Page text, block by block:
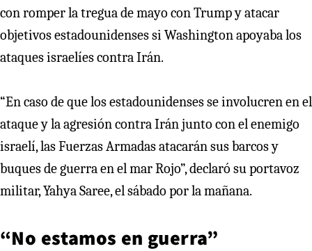
con romper la tregua de mayo con Trump y atacar
objetivos estadounidenses si Washington apoyaba los
ataques israelíes contra Irán.
“En caso de que los estadounidenses se involucren en el
ataque y la agresión contra Irán junto con el enemigo
israelí, las Fuerzas Armadas atacarán sus barcos y
buques de guerra en el mar Rojo”, declaró su portavoz
militar, Yahya Saree, el sábado por la mañana.
“No estamos en guerra”